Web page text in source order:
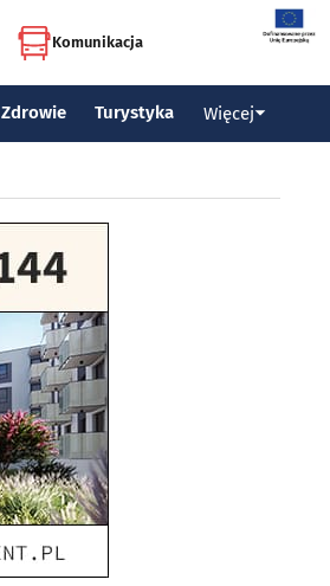
Komunikacja
Zdrowie Turystyka Więcej